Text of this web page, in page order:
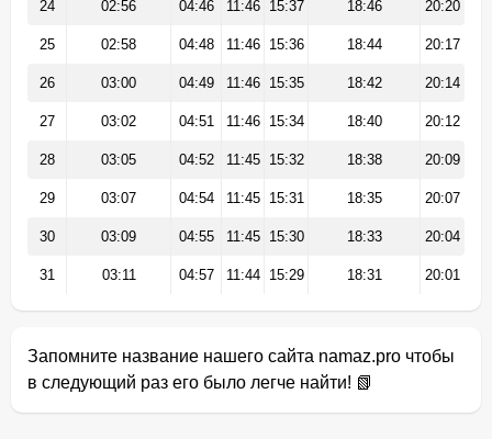
24 02:56 04:46 11:46 15:37 18:46 20:20
25 02:58 04:48 11:46 15:36 18:44 20:17
26 03:00 04:49 11:46 15:35 18:42 20:14
27 03:02 04:51 11:46 15:34 18:40 20:12
28 03:05 04:52 11:45 15:32 18:38 20:09
29 03:07 04:54 11:45 15:31 18:35 20:07
30 03:09 04:55 11:45 15:30 18:33 20:04
31 03:11 04:57 11:44 15:29 18:31 20:01
Запомните название нашего сайта namaz.pro чтобы
в следующий раз его было легче найти! 📗